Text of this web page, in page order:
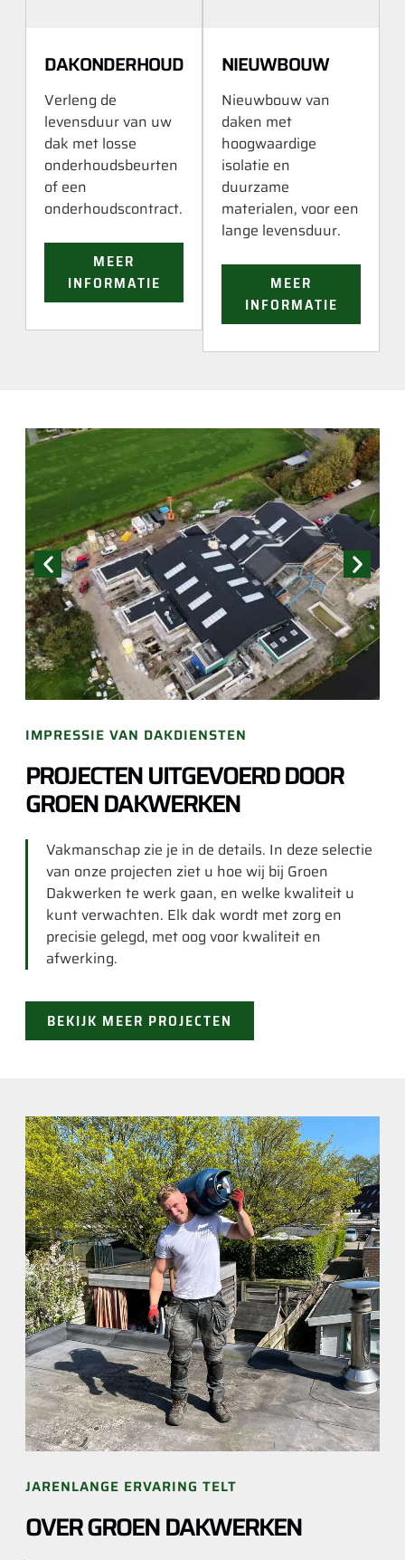
DAKONDERHOUD
Verleng de
levensduur van uw
dak met losse
onderhoudsbeurten
of een
onderhoudscontract.
MEER
INFORMATIE
NIEUWBOUW
Nieuwbouw van
daken met
hoogwaardige
isolatie en
duurzame
materialen, voor een
lange levensduur.
MEER
INFORMATIE
IMPRESSIE VAN DAKDIENSTEN
PROJECTEN UITGEVOERD DOOR
GROEN DAKWERKEN
Vakmanschap zie je in de details. In deze selectie
van onze projecten ziet u hoe wij bij Groen
Dakwerken te werk gaan, en welke kwaliteit u
kunt verwachten. Elk dak wordt met zorg en
precisie gelegd, met oog voor kwaliteit en
afwerking.
BEKIJK MEER PROJECTEN
JARENLANGE ERVARING TELT
OVER GROEN DAKWERKEN